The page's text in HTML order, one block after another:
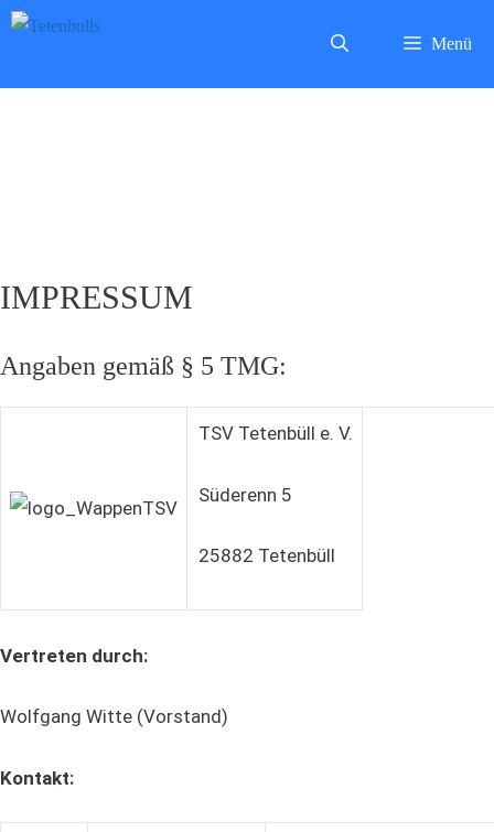
Zum
Menü
IMPRESSUM
Angaben gemäß § 5 TMG:
TSV Tetenbüll e. V.
Süderenn 5
25882 Tetenbüll
Vertreten durch:
Wolfgang Witte (Vorstand)
Kontakt: